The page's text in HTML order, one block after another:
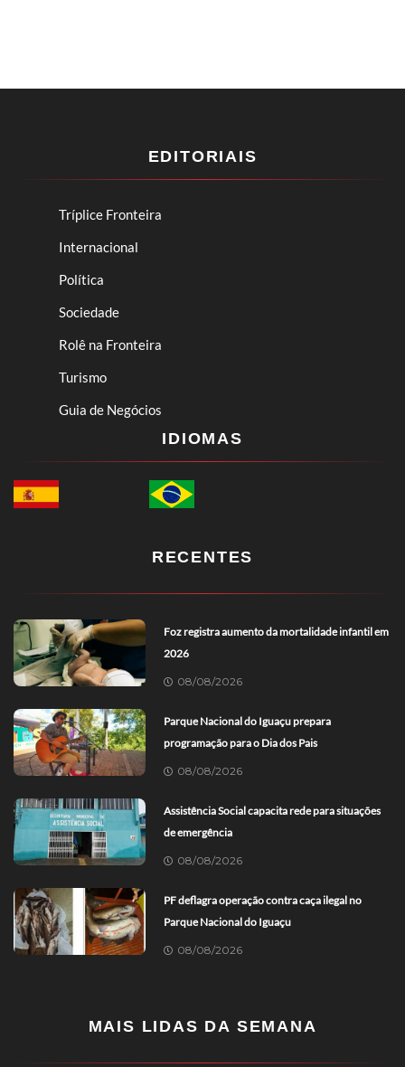
EDITORIAIS
Tríplice Fronteira
Internacional
Política
Sociedade
Rolê na Fronteira
Turismo
Guia de Negócios
IDIOMAS
RECENTES
Foz registra aumento da mortalidade infantil em
2026
08/08/2026
Parque Nacional do Iguaçu prepara
programação para o Dia dos Pais
08/08/2026
Assistência Social capacita rede para situações
de emergência
08/08/2026
PF deflagra operação contra caça ilegal no
Parque Nacional do Iguaçu
08/08/2026
MAIS LIDAS DA SEMANA